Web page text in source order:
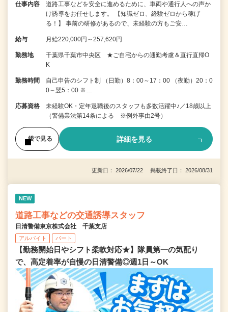
仕事内容
道路工事などを安全に進めるために、車両や通行人への声か
け誘導をお任せします。 【知識ゼロ、経験ゼロから稼げ
る！】 事前の研修があるので、未経験の方もご安…
給与 月給220,000円～257,620円
勤務地
千葉県千葉市中央区 ★ご自宅からの通勤考慮＆直行直帰O
K
勤務時間
自己申告のシフト制 （日勤）8：00～17：00 （夜勤）20：0
0～翌5：00 ※…
応募資格
未経験OK・定年退職後のスタッフも多数活躍中♪／18歳以上
（警備業法第14条による ※例外事由2号）
後で見る 詳細を見る
更新日： 2026/07/22 掲載終了日： 2026/08/31
NEW
道路工事などの交通誘導スタッフ
日清警備東京株式会社 千葉支店
アルバイト パート
【勤務開始日やシフト柔軟対応★】隊員第一の気配り
で、高定着率が自慢の日清警備◎週1日～OK